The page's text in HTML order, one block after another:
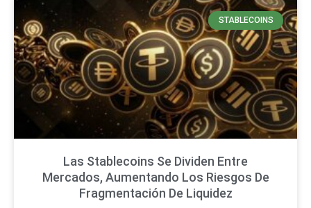
STABLECOINS
Las Stablecoins Se Dividen Entre
Mercados, Aumentando Los Riesgos De
Fragmentación De Liquidez